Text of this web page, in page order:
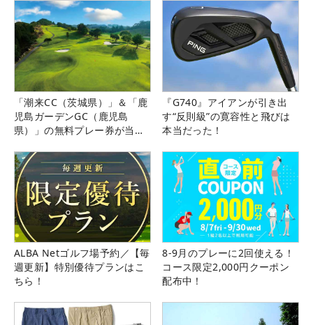
「潮来CC（茨城県）」＆「鹿
児島ガーデンGC（鹿児島
県）」の無料プレー券が当た
『G740』アイアンが引き出
す“反則級”の寛容性と飛びは
本当だった！
ALBA Netゴルフ場予約／【毎
週更新】特別優待プランはこ
ちら！
8-9月のプレーに2回使える！
コース限定2,000円クーポン
配布中！